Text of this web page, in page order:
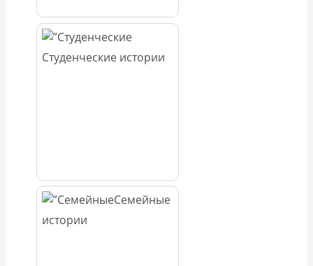
Студенческие истории
Семейные
истории